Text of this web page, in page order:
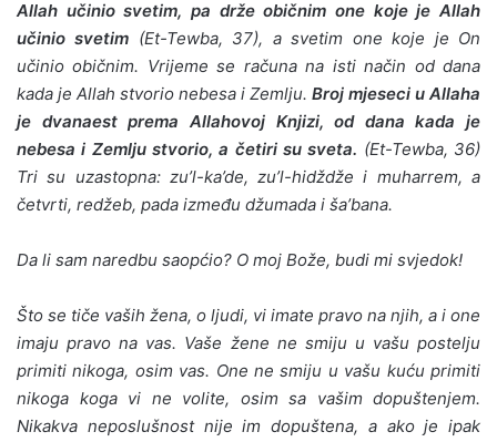
Allah učinio svetim, pa drže običnim one koje je Allah
učinio sve­tim (Et-Tewba, 37), a svetim one koje je On
učinio običnim. Vrijeme se računa na isti način od dana
kada je Allah stvorio nebesa i Zemlju. Broj mjeseci u Allaha
je dva­naest prema Allahovoj Knjizi, od dana kada je
nebesa i Ze­mlju stvorio, a četiri su sveta. (Et-Tewba, 36)
Tri su uzasto­pna: zu’l-ka’de, zu’l-hidždže i muharrem, a
četvrti, redžeb, pada između džumada i ša’bana.
Da li sam naredbu saopćio? O moj Bože, budi mi svjedok!
Što se tiče vaših žena, o ljudi, vi imate pravo na njih, a i one
imaju pravo na vas. Vaše žene ne smiju u vašu postelju
primiti nikoga, osim vas. One ne smiju u vašu kuću primiti
nikoga koga vi ne volite, osim sa vašim dopuštenjem.
Nikakva neposlušnost nije im dopuštena, a ako je ipak